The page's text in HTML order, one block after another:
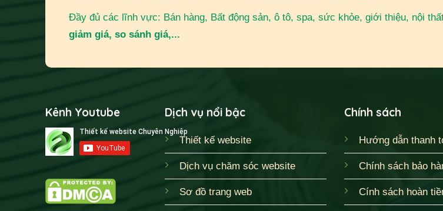
Đầy đủ các lĩnh vực: Bán hàng, Bất động sản, ô tô, spa, sức khỏe, giới thiệu, nội
giảm giá, so sánh giá,...
Kênh Youtube Dịch vụ nổi bậc
Thiết kế website
Dịch vụ chăm sóc website
Sơ đồ trang web
Chính sách
Hướng dẫn thanh
Chính sách bảo
Cính sách hoàn